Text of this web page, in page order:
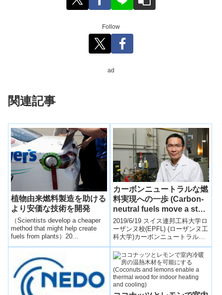
Follow
ad
関連記事
植物由来燃料製造を助ける
より安価な技術を開発
（Scientists develop a cheaper
method that might help create
fuels from plants）20...
カーボンニュートラルな燃
料実現への一歩 (Carbon-
neutral fuels move a step
closer)
2019/6/19 スイス連邦工科大学ロ
ーザンヌ校(EPFL) (ローザンヌ工
科大学)カーボンニュートラルな
燃料実現への一歩 (Carbon-
neutral f...